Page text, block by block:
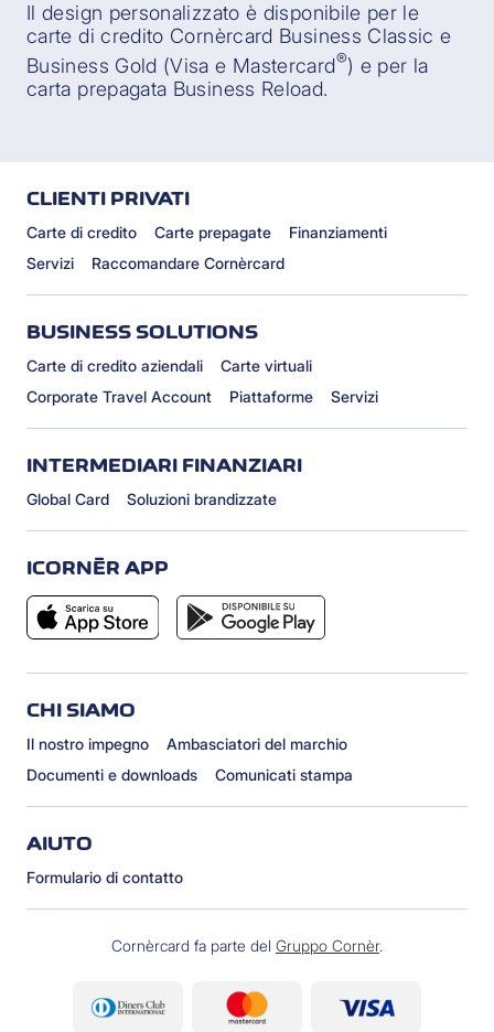
Il design personalizzato è disponibile per le
carte di credito Cornèrcard Business Classic e
Business Gold (Visa e Mastercard®) e per la
carta prepagata Business Reload.
CLIENTI PRIVATI
Carte di credito Carte prepagate
Finanziamenti
Servizi
Raccomandare Cornèrcard
BUSINESS SOLUTIONS
Carte di credito aziendali
Carte virtuali
Corporate Travel Account
Piattaforme Servizi
INTERMEDIARI FINANZIARI
Global Card Soluzioni brandizzate
ICORNÈR APP
CHI SIAMO
Il nostro impegno
Ambasciatori del marchio
Documenti e downloads
Comunicati stampa
AIUTO
Formulario di contatto
Cornèrcard fa parte del Gruppo Cornèr.